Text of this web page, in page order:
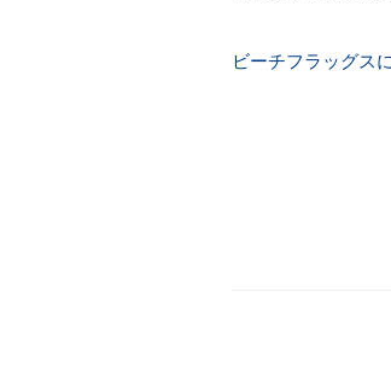
ビーチフラッグス